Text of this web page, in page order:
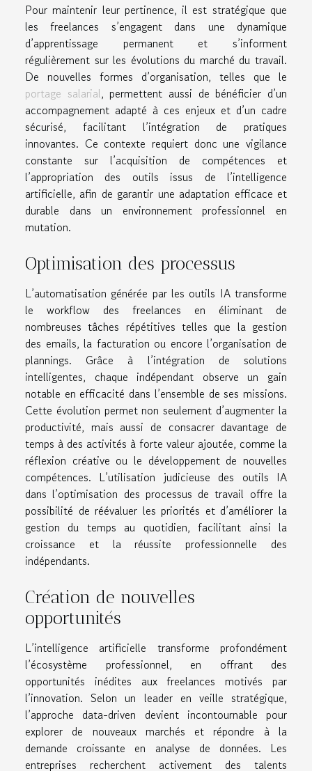
Pour maintenir leur pertinence, il est stratégique que
les freelances s’engagent dans une dynamique
d’apprentissage permanent et s’informent
régulièrement sur les évolutions du marché du travail.
De nouvelles formes d’organisation, telles que le
portage salarial, permettent aussi de bénéficier d’un
accompagnement adapté à ces enjeux et d’un cadre
sécurisé, facilitant l’intégration de pratiques
innovantes. Ce contexte requiert donc une vigilance
constante sur l’acquisition de compétences et
l’appropriation des outils issus de l’intelligence
artificielle, afin de garantir une adaptation efficace et
durable dans un environnement professionnel en
mutation.
Optimisation des processus
L’automatisation générée par les outils IA transforme
le workflow des freelances en éliminant de
nombreuses tâches répétitives telles que la gestion
des emails, la facturation ou encore l’organisation de
plannings. Grâce à l’intégration de solutions
intelligentes, chaque indépendant observe un gain
notable en efficacité dans l’ensemble de ses missions.
Cette évolution permet non seulement d’augmenter la
productivité, mais aussi de consacrer davantage de
temps à des activités à forte valeur ajoutée, comme la
réflexion créative ou le développement de nouvelles
compétences. L’utilisation judicieuse des outils IA
dans l’optimisation des processus de travail offre la
possibilité de réévaluer les priorités et d’améliorer la
gestion du temps au quotidien, facilitant ainsi la
croissance et la réussite professionnelle des
indépendants.
Création de nouvelles
opportunités
L’intelligence artificielle transforme profondément
l’écosystème professionnel, en offrant des
opportunités inédites aux freelances motivés par
l’innovation. Selon un leader en veille stratégique,
l’approche data-driven devient incontournable pour
explorer de nouveaux marchés et répondre à la
demande croissante en analyse de données. Les
entreprises recherchent activement des talents